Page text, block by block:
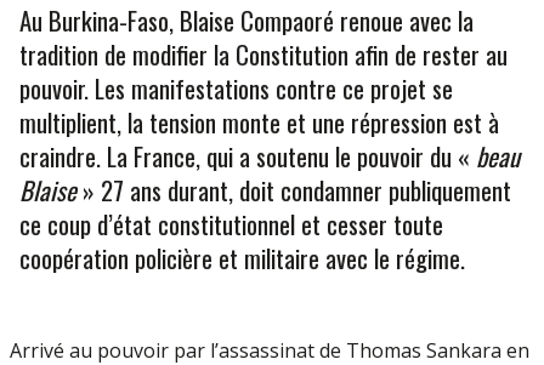
Au Burkina-Faso, Blaise Compaoré renoue avec la
tradition de modifier la Constitution afin de rester au
pouvoir. Les manifestations contre ce projet se
multiplient, la tension monte et une répression est à
craindre. La France, qui a soutenu le pouvoir du « beau
Blaise» 27 ans durant, doit condamner publiquement
ce coup d’état constitutionnel et cesser toute
coopération policière et militaire avec le régime.
Arrivé au pouvoir par l’assassinat de Thomas Sankara en